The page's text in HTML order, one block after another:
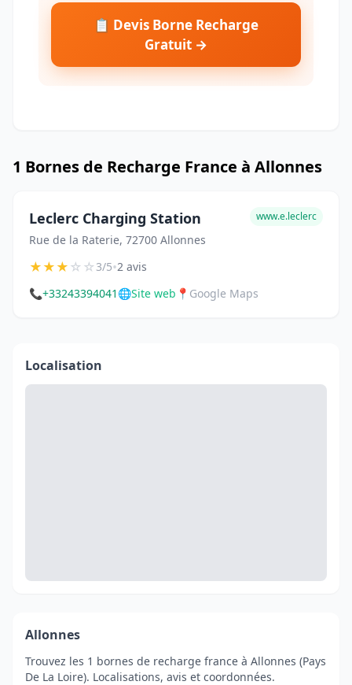
📋 Devis Borne Recharge
Gratuit →
1 Bornes de Recharge France à Allonnes
Leclerc Charging Station
Rue de la Raterie, 72700 Allonnes
www.e.leclerc
★★★☆☆3/5•2 avis
📞+33243394041 🌐Site web 📍 Google Maps
Localisation
Allonnes
Trouvez les 1 bornes de recharge france à Allonnes (Pays
De La Loire). Localisations, avis et coordonnées.